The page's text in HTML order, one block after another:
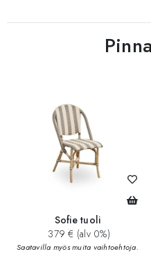
Sofie tuoli
379 € (alv 0%)
Saatavilla myös muita vaihtoehtoja.